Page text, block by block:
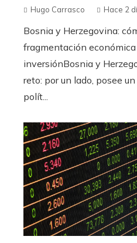
Hugo Carrasco Hace 2
Bosnia y Herzegovina:
fragmentación
inversiónBosnia y
reto: por un lado, posee
polít...